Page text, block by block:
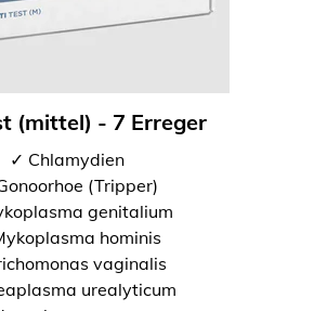
(mittel) - 7 Erreger
✓ Chlamydien
(Tripper)
genitalium
hominis
vaginalis
urealyticum